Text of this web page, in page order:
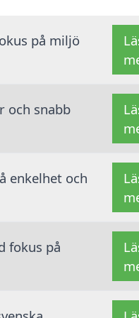
på miljö
och snabb
enkelhet och
fokus på